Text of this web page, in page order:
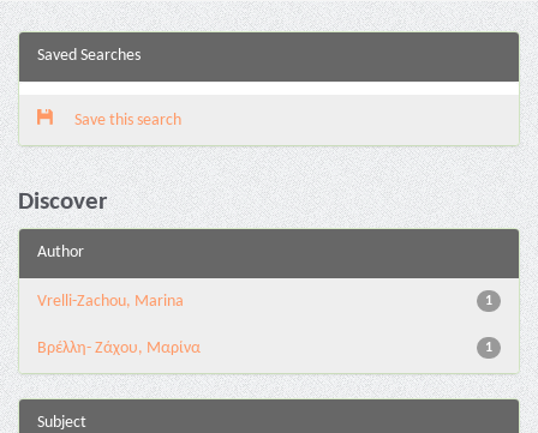
Saved Searches
Save this search
Discover
Author
1
Vrelli-Zachou, Marina
1
Βρέλλη- Ζάχου, Μαρίνα
Subject